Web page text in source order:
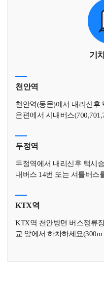
기
천안역
천안역(동문)에서 내리신후
은편에서 시내버스
두정역
두정역에서 내리신후 택시
내버스 14번 또는 셔틀버스
KTX역
KTX역 천안방면 버스정류
교 앞에서 하차하세요(300m